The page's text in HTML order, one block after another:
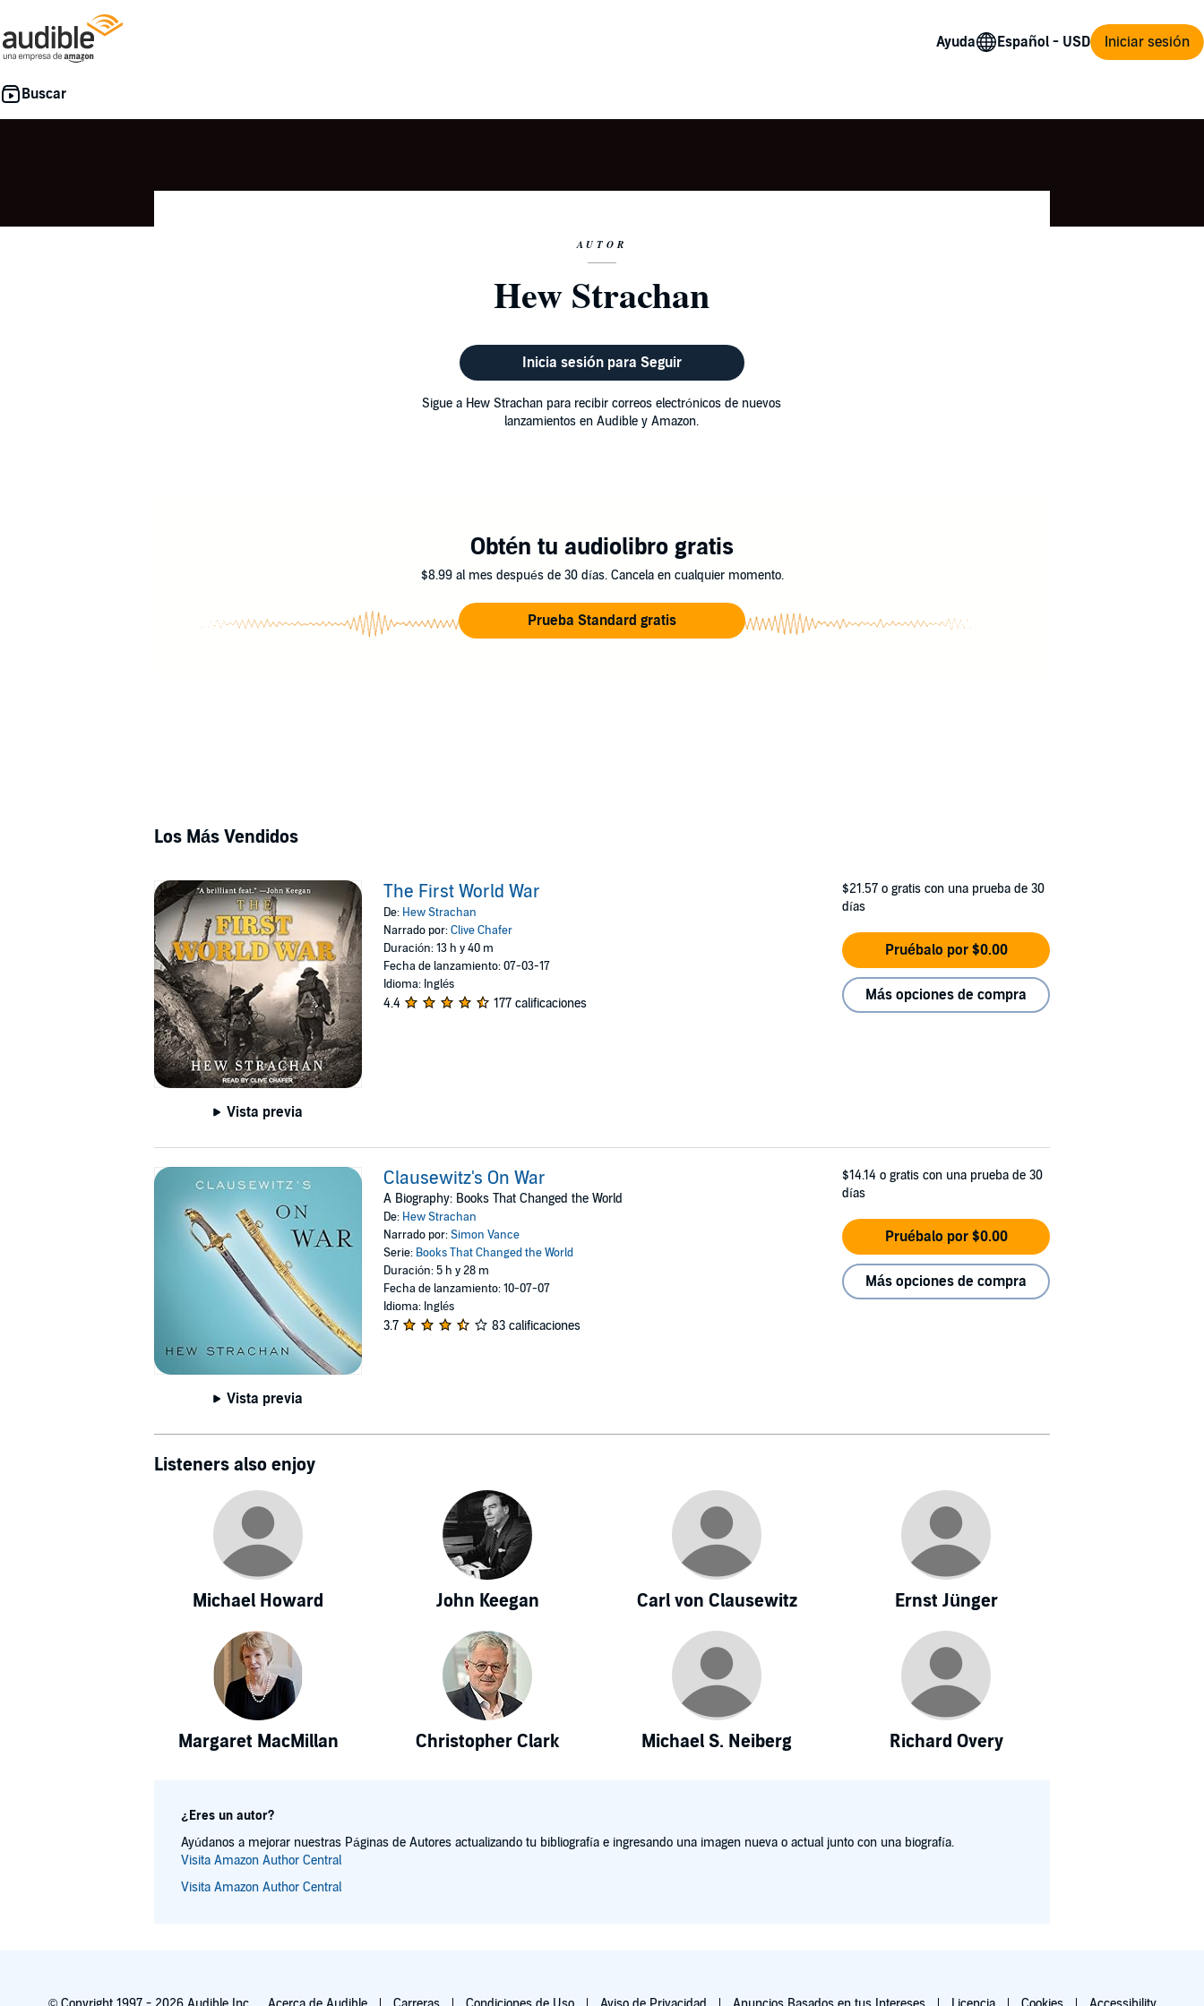
Ayuda Iniciar sesión
AUTOR
Hew Strachan
Inicia sesión para Seguir
Sigue a Hew Strachan para recibir correos electrónicos de nuevos
lanzamientos en Audible y Amazon.
Obtén tu audiolibro gratis
$8.99 al mes después de 30 días. Cancela en cualquier momento.
Prueba Standard gratis
Los Más Vendidos
Vista previa
The First World War
De: Hew Strachan
Narrado por:Clive Chafer
Duración: 13 h y 40 m
Fecha de lanzamiento: 07-03-17
Idioma: Inglés
4.4 177 calificaciones
$21.57 o gratis con una prueba de 30
días
Pruébalo por $0.00
Más opciones de compra
Vista previa
Clausewitz's On War
A Biography: Books That Changed the World
De: Hew Strachan
Narrado por:Simon Vance
Serie: Books That Changed the World
Duración: 5 h y 28 m
Fecha de lanzamiento: 10-07-07
Idioma: Inglés
3.7 83 calificaciones
$14.14 o gratis con una prueba de 30
días
Pruébalo por $0.00
Más opciones de compra
Listeners also enjoy
Michael Howard John Keegan Carl von Clausewitz Ernst Jünger
Margaret MacMillan Christopher Clark Michael S. Neiberg Richard Overy
¿Eres un autor?
Ayúdanos a mejorar nuestras Páginas de Autores actualizando tu bibliografía e ingresando una imagen nueva o actual junto con una biografía.
Visita Amazon Author Central
Visita Amazon Author Central